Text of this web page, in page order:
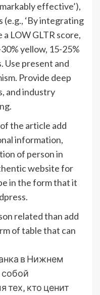
effective’),
(e.g., ‘By integrating
LOW GLTR score,
yellow, 15-25%
Use present and
Provide deep
and industry
the article add
information,
of person in
website for
in the form that it
related than add
of table that can
в Нижнем
собой
кто ценит